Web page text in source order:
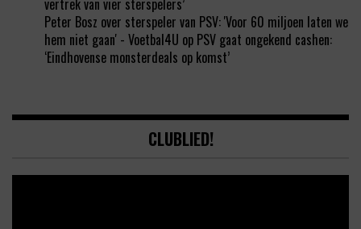
vertrek van vier sterspelers’
Peter Bosz over sterspeler van PSV: 'Voor 60 miljoen laten we
hem niet gaan' - Voetbal4U op PSV gaat ongekend cashen:
‘Eindhovense monsterdeals op komst’
CLUBLIED!